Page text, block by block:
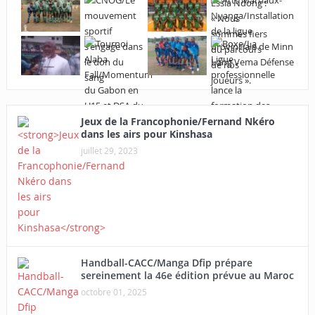
Jeux de la Francophonie/Fernand Nkéro
dans les airs pour Kinshasa
juillet 29, 2023
Handball-CACC/Manga Dfip prépare
sereinement la 46e édition prévue au Maroc
octobre 01, 2025